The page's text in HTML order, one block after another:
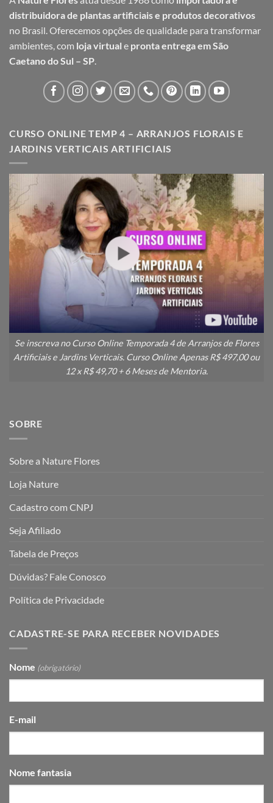
distribuidora de plantas artificiais e produtos decorativos
no Brasil. Oferecemos opções de qualidade para transformar
ambientes, com loja virtual e pronta entrega em São
Caetano do Sul – SP
CURSO ONLINE TEMP 4 – ARRANJOS FLORAIS E
JARDINS VERTICAIS ARTIFICIAIS
Se inscreva no Curso Online Temporada 4 de Arranjos de Flores
Artificiais e Jardins Verticais. Curso Online Apenas R$ 497,00 ou
12 x R$ 49,70 + 6 Meses de Mentoria.
SOBRE
Sobre a Nature Flores
Loja Nature
Cadastro com CNPJ
Seja Afiliado
Tabela de Preços
Dúvidas? Fale Conosco
Política de Privacidade
CADASTRE-SE PARA RECEBER NOVIDADES
Nome (obrigatório)
E-mail
Nome fantasia